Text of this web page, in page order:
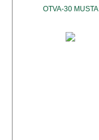
OTVA-30 MUSTA